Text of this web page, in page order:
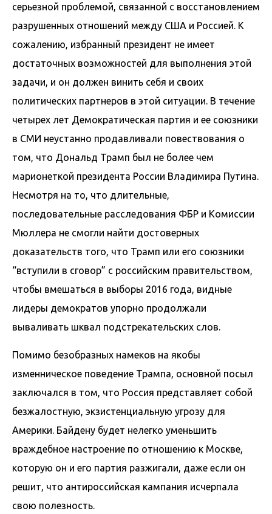
серьезной проблемой, связанной с восстановлением
разрушенных отношений между США и Россией. К
сожалению, избранный президент не имеет
достаточных возможностей для выполнения этой
задачи, и он должен винить себя и своих
политических партнеров в этой ситуации. В течение
четырех лет Демократическая партия и ее союзники
в СМИ неустанно продавливали повествования о
том, что Дональд Трамп был не более чем
марионеткой президента России Владимира Путина.
Несмотря на то, что длительные,
последовательные расследования ФБР и Комиссии
Мюллера не смогли найти достоверных
доказательств того, что Трамп или его союзники
“вступили в сговор” с российским правительством,
чтобы вмешаться в выборы 2016 года, видные
лидеры демократов упорно продолжали
вываливать шквал подстрекательских слов.
Помимо безобразных намеков на якобы
изменническое поведение Трампа, основной посыл
заключался в том, что Россия представляет собой
безжалостную, экзистенциальную угрозу для
Америки. Байдену будет нелегко уменьшить
враждебное настроение по отношению к Москве,
которую он и его партия разжигали, даже если он
решит, что антироссийская кампания исчерпала
свою полезность.